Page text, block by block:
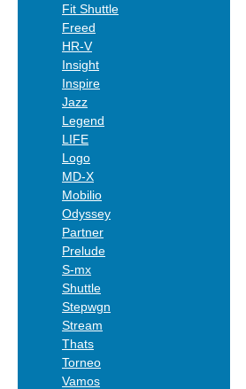
Fit Shuttle
Freed
HR-V
Insight
Inspire
Jazz
Legend
LIFE
Logo
MD-X
Mobilio
Odyssey
Partner
Prelude
S-mx
Shuttle
Stepwgn
Stream
Thats
Torneo
Vamos